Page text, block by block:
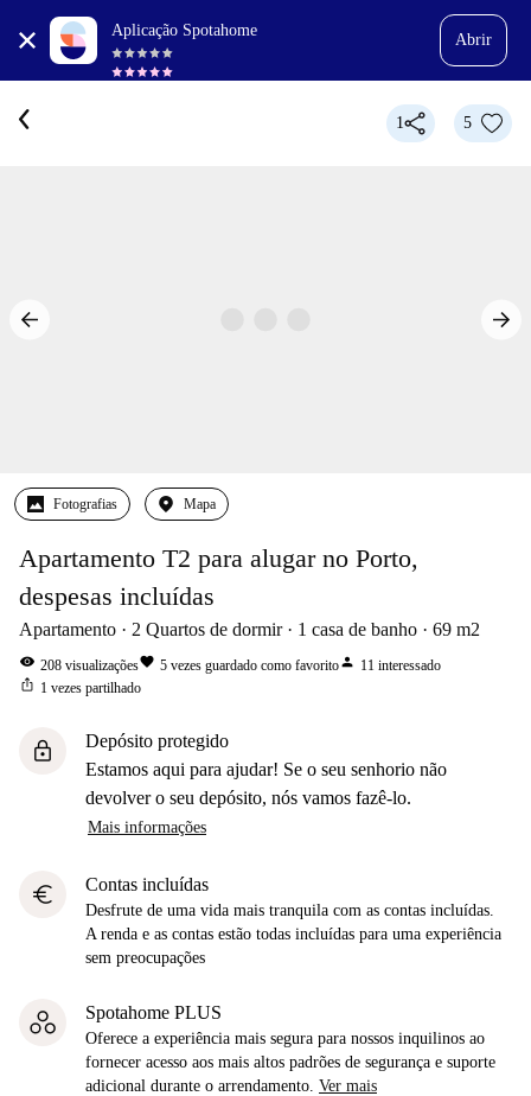
Aplicação Spotahome
Abrir
1 5
Fotografias Mapa
Apartamento T2 para alugar no Porto,
despesas incluídas
Apartamento 2 Quartos de dormir 1 casa de banho 69 m2
visibility 208 visualizaçõesfavorite 5 vezes guardado como favoritoperson 11 interessado
ios_share 1 vezes partilhado
lock
Depósito protegido
Estamos aqui para ajudar! Se o seu senhorio não
devolver o seu depósito, nós vamos fazê-lo.
Mais informações
euro Contas incluídas
Desfrute de uma vida mais tranquila com as contas incluídas.
A renda e as contas estão todas incluídas para uma experiência
sem preocupações
Spotahome PLUS
Oferece a experiência mais segura para nossos inquilinos ao
fornecer acesso aos mais altos padrões de segurança e suporte
adicional durante o arrendamento. Ver mais